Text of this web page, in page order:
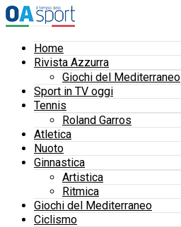
Home
Rivista Azzurra
Giochi del Mediterraneo
Sport in TV oggi
Tennis
Roland Garros
Atletica
Nuoto
Ginnastica
Artistica
Ritmica
Giochi del Mediterraneo
Ciclismo